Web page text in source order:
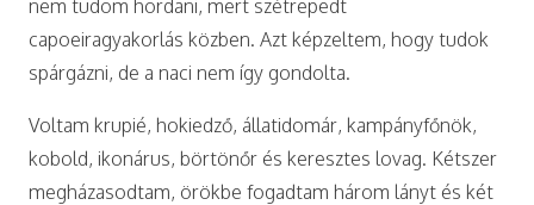
nem tudom hordani, mert szétrepedt
capoeiragyakorlás közben. Azt képzeltem, hogy tudok
spárgázni, de a naci nem így gondolta.
Voltam krupié, hokiedző, állatidomár, kampányfőnök,
kobold, ikonárus, börtönőr és keresztes lovag. Kétszer
megházasodtam, örökbe fogadtam három lányt és két